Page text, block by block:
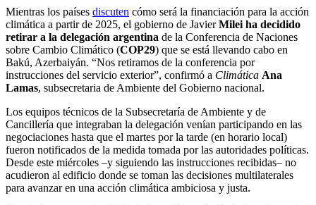
Mientras los países discuten cómo será la financiación para la acción
climática a partir de 2025, el gobierno de JavierMilei ha decidido
retirar a la delegación argentina de la Conferencia de Naciones
sobre Cambio Climático (COP29) que se está llevando cabo en
Bakú, Azerbaiyán. “Nos retiramos de la conferencia por
instrucciones del servicio exterior”, confirmó a Climática Ana
Lamas, subsecretaria de Ambiente del Gobierno nacional.
Los equipos técnicos de la Subsecretaría de Ambiente y de
Cancillería que integraban la delegación venían participando en las
negociaciones hasta que el martes por la tarde (en horario local)
fueron notificados de la medida tomada por las autoridades políticas.
Desde este miércoles –y siguiendo las instrucciones recibidas– no
acudieron al edificio donde se toman las decisiones multilaterales
para avanzar en una acción climática ambiciosa y justa.